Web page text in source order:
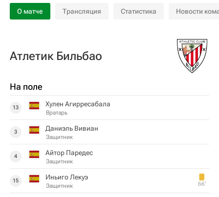
О матче Трансляция Статистика Новости
Атлетик Бильбао
На поле
13 Хулен Агирресабала
Вратарь
3 Даниэль Вивиан
Защитник
4 Айтор Паредес
Защитник
15 Иньиго Лекуэ
Защитник 66‎’‎